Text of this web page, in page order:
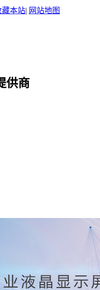
藏本站| 网站地图
供商